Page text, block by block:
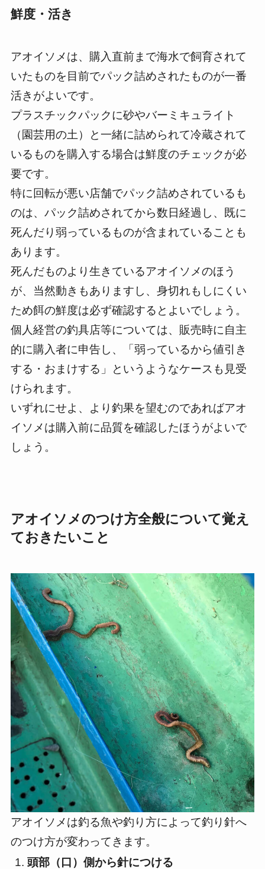
鮮度・活き
アオイソメは、購入直前まで海水で飼育されて
いたものを目前でパック詰めされたものが一番
活きがよいです。
プラスチックパックに砂やバーミキュライト
（園芸用の土）と一緒に詰められて冷蔵されて
いるものを購入する場合は鮮度のチェックが必
要です。
特に回転が悪い店舗でパック詰めされているも
のは、パック詰めされてから数日経過し、既に
死んだり弱っているものが含まれていることも
あります。
死んだものより生きているアオイソメのほう
が、当然動きもありますし、身切れもしにくい
ため餌の鮮度は必ず確認するとよいでしょう。
個人経営の釣具店等については、販売時に自主
的に購入者に申告し、「弱っているから値引き
する・おまけする」というようなケースも見受
けられます。
いずれにせよ、より釣果を望むのであればアオ
イソメは購入前に品質を確認したほうがよいで
しょう。
アオイソメのつけ方全般について覚え
ておきたいこと
アオイソメは釣る魚や釣り方によって釣り針へ
のつけ方が変わってきます。
頭部（口）側から針につける